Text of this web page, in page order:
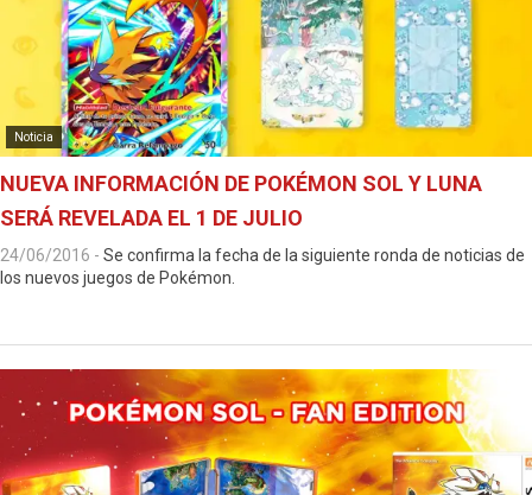
Noticia
NUEVA INFORMACIÓN DE POKÉMON SOL Y LUNA
SERÁ REVELADA EL 1 DE JULIO
24/06/2016 - Se confirma la fecha de la siguiente ronda de noticias de
los nuevos juegos de Pokémon.